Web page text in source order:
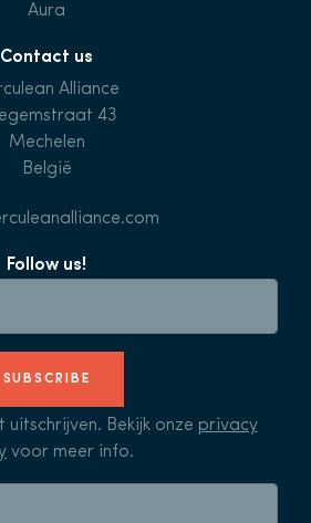
Aura
Contact us
Alliance
43
Mechelen
België
Follow us!
SUBSCRIBE
uitschrijven. Bekijk onze privacy
voor meer info.